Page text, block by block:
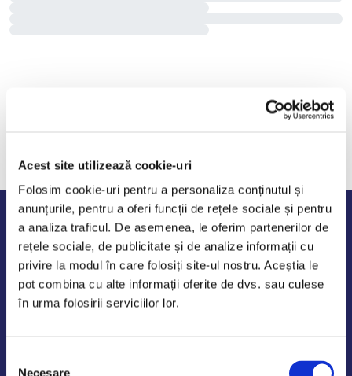
Acest site utilizează cookie-uri
Folosim cookie-uri pentru a personaliza conținutul și
anunțurile, pentru a oferi funcții de rețele sociale și pentru
a analiza traficul. De asemenea, le oferim partenerilor de
rețele sociale, de publicitate și de analize informații cu
privire la modul în care folosiți site-ul nostru. Aceștia le
pot combina cu alte informații oferite de dvs. sau culese
în urma folosirii serviciilor lor.
Necesare
Program de lucru
Luni - Vineri: 09:00-18:00
Sambata - Duminica: 10:00-14:00